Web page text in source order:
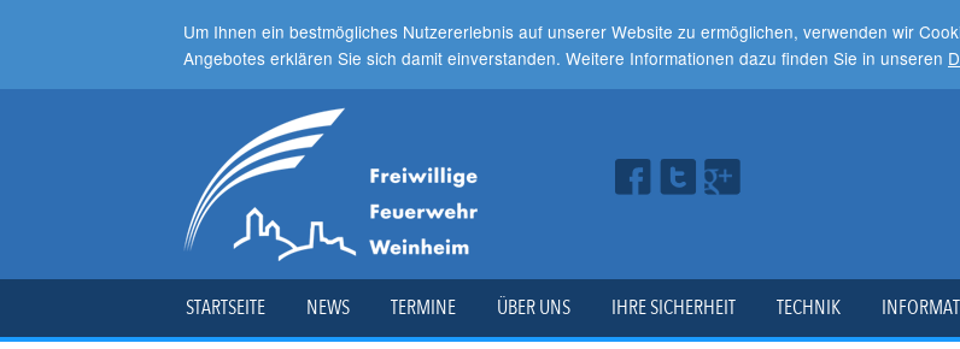
Um Ihnen ein bestmögliches Nutzererlebnis auf unserer Website zu ermöglichen, verwenden wir
Angebotes erklären Sie sich damit einverstanden. Weitere Informationen dazu finden Sie in unseren
STARTSEITE NEWS TERMINE ÜBER UNS IHRE SICHERHEIT TECHNIK